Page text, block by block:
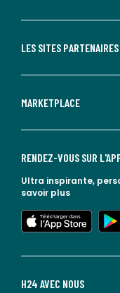
LES SITES PARTENAIRES
MARKETPLACE
H24 AVEC NOUS
RENDEZ-VOUS SUR
Ultra inspirante,
savoir plus
lien vers l'app store
lien vers google play